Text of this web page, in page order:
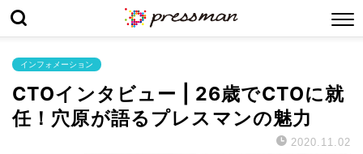
インフォメーション
CTOインタビュー | 26歳でCTOに就
任！穴原が語るプレスマンの魅力
2020.11.02